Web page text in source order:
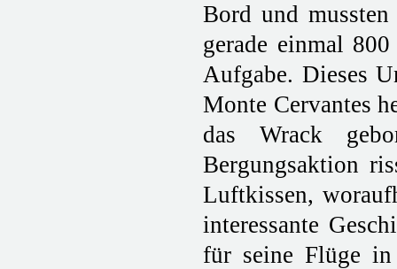
Bord und
gerade einmal
Aufgabe. Dieses
Monte Cervantes
das Wrack
Bergungsaktion
Luftkissen,
interessante
für seine Flüge